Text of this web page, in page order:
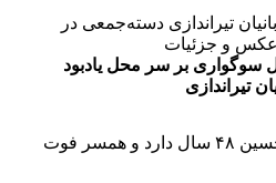
سوگواری بر سر محل یادبود
تیراندازی
طبق گزارش شبکه سوئدی، حسین ۴۸ سال دارد و همسر فوت